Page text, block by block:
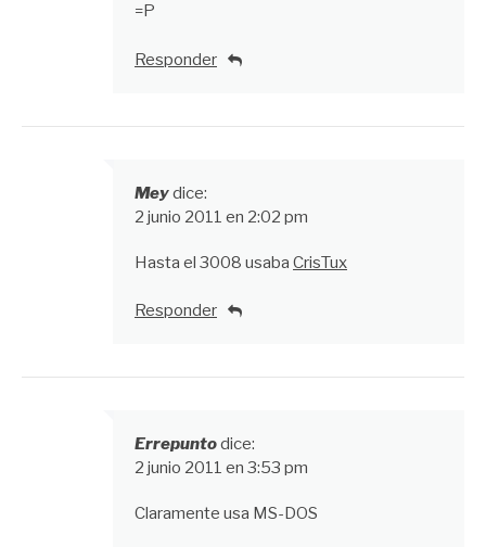
=P
Responder
Meydice:
2 junio 2011 en 2:02 pm
Hasta el 3008 usaba CrisTux
Responder
Errepuntodice:
2 junio 2011 en 3:53 pm
Claramente usa MS-DOS